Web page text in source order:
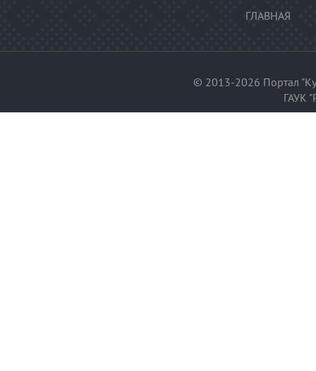
ГЛАВНАЯ
© 2013-2026 Портал
ГАУК